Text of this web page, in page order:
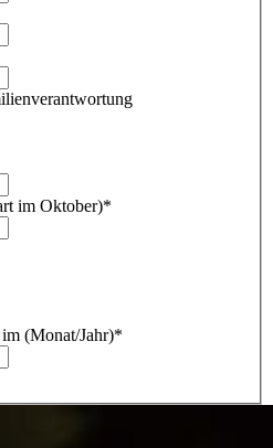
im Oktober)*
(Monat/Jahr)*